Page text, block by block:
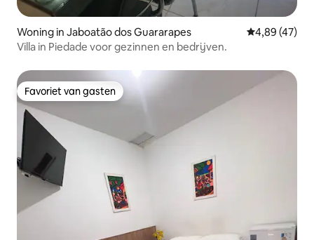
Woning in Jaboatão dos Guararapes Gemiddelde
4,89 (47)
Villa in Piedade voor gezinnen en bedrijven.
Favoriet van gasten
Favoriet van gasten